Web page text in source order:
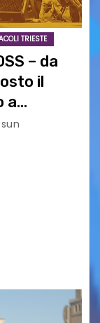
TRIESTE
– da
il
a